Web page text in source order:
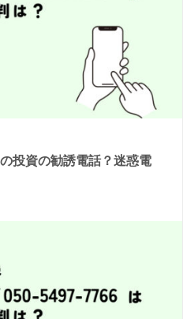
投資の勧誘電話？迷惑電